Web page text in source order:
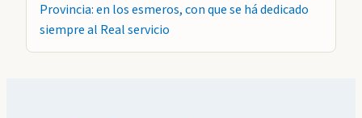
Provincia: en los esmeros, con que se há dedicado
siempre al Real servicio